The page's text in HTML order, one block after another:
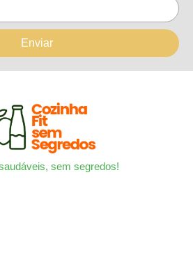
Enviar
sem segredos!